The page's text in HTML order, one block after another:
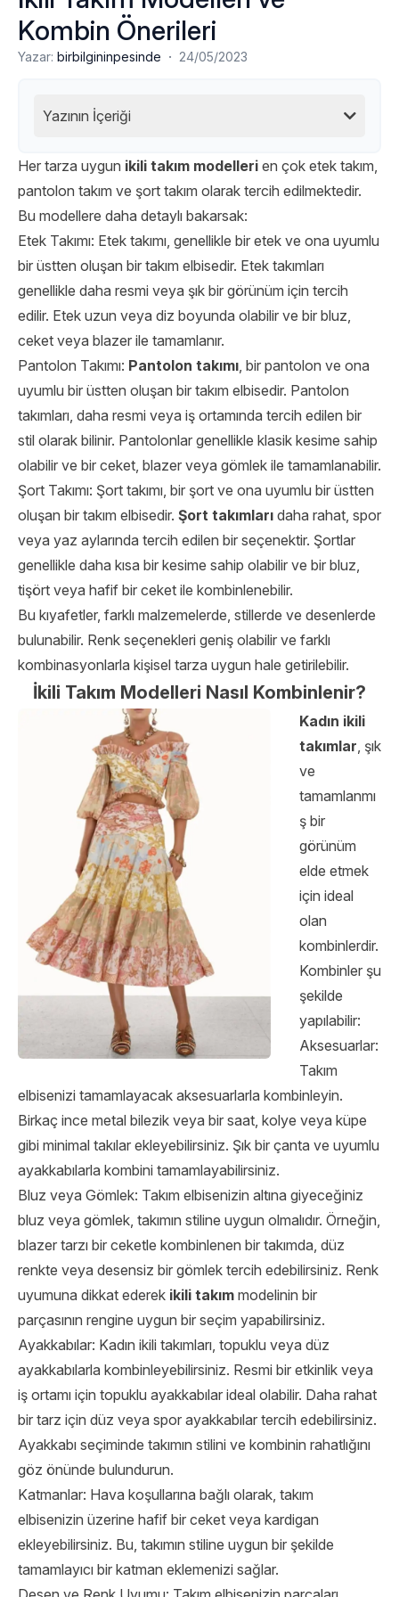
Kombin Önerileri
Yazar: birbilgininpesinde · 24/05/2023
Yazının İçeriği
Her tarza uygun ikili takım modelleri en çok etek takım,
pantolon takım ve şort takım olarak tercih edilmektedir.
Bu modellere daha detaylı bakarsak:
Etek Takımı: Etek takımı, genellikle bir etek ve ona uyumlu
bir üstten oluşan bir takım elbisedir. Etek takımları
genellikle daha resmi veya şık bir görünüm için tercih
edilir. Etek uzun veya diz boyunda olabilir ve bir bluz,
ceket veya blazer ile tamamlanır.
Pantolon Takımı: Pantolon takımı, bir pantolon ve ona
uyumlu bir üstten oluşan bir takım elbisedir. Pantolon
takımları, daha resmi veya iş ortamında tercih edilen bir
stil olarak bilinir. Pantolonlar genellikle klasik kesime sahip
olabilir ve bir ceket, blazer veya gömlek ile tamamlanabilir.
Şort Takımı: Şort takımı, bir şort ve ona uyumlu bir üstten
oluşan bir takım elbisedir. Şort takımları daha rahat, spor
veya yaz aylarında tercih edilen bir seçenektir. Şortlar
genellikle daha kısa bir kesime sahip olabilir ve bir bluz,
tişört veya hafif bir ceket ile kombinlenebilir.
Bu kıyafetler, farklı malzemelerde, stillerde ve desenlerde
bulunabilir. Renk seçenekleri geniş olabilir ve farklı
kombinasyonlarla kişisel tarza uygun hale getirilebilir.
İkili Takım Modelleri Nasıl Kombinlenir?
Kadın ikili
takımlar, şık
ve
tamamlanmı
ş bir
görünüm
elde etmek
için ideal
olan
kombinlerdir.
Kombinler şu
şekilde
yapılabilir:
Aksesuarlar:
Takım
elbisenizi tamamlayacak aksesuarlarla kombinleyin.
Birkaç ince metal bilezik veya bir saat, kolye veya küpe
gibi minimal takılar ekleyebilirsiniz. Şık bir çanta ve uyumlu
ayakkabılarla kombini tamamlayabilirsiniz.
Bluz veya Gömlek: Takım elbisenizin altına giyeceğiniz
bluz veya gömlek, takımın stiline uygun olmalıdır. Örneğin,
blazer tarzı bir ceketle kombinlenen bir takımda, düz
renkte veya desensiz bir gömlek tercih edebilirsiniz. Renk
uyumuna dikkat ederek ikili takım modelinin bir
parçasının rengine uygun bir seçim yapabilirsiniz.
Ayakkabılar: Kadın ikili takımları, topuklu veya düz
ayakkabılarla kombinleyebilirsiniz. Resmi bir etkinlik veya
iş ortamı için topuklu ayakkabılar ideal olabilir. Daha rahat
bir tarz için düz veya spor ayakkabılar tercih edebilirsiniz.
Ayakkabı seçiminde takımın stilini ve kombinin rahatlığını
göz önünde bulundurun.
Katmanlar: Hava koşullarına bağlı olarak, takım
elbisenizin üzerine hafif bir ceket veya kardigan
ekleyebilirsiniz. Bu, takımın stiline uygun bir şekilde
tamamlayıcı bir katman eklemenizi sağlar.